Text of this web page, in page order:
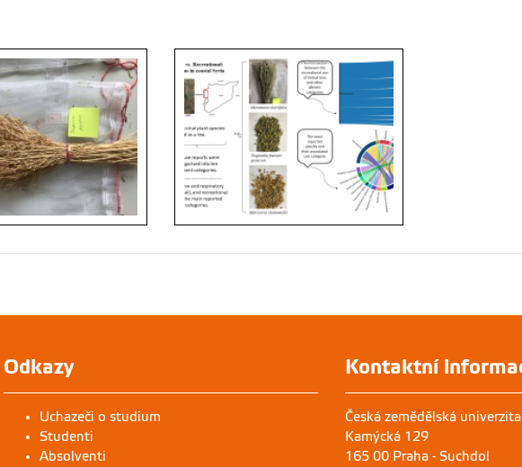
Odkazy
Uchazeči o studium
Studenti
Absolventi
Kontaktní
Česká zemědělská
Kamýcká 129
165 00 Praha - Suchdol